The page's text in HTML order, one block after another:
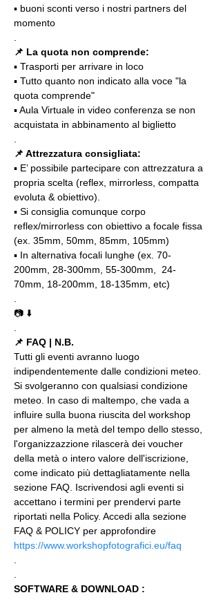
▪️ buoni sconti verso i nostri partners del
momento
📌 La quota non comprende:
▪️ Trasporti per arrivare in loco
▪️ Tutto quanto non indicato alla voce "la
quota comprende"
▪️ Aula Virtuale in video conferenza se non
acquistata in abbinamento al biglietto
📌 Attrezzatura consigliata:
▪️ E’ possibile partecipare con attrezzatura a
propria scelta (reflex, mirrorless, compatta
evoluta & obiettivo).
▪️ Si consiglia comunque corpo
reflex/mirrorless con obiettivo a focale fissa
(ex. 35mm, 50mm, 85mm, 105mm)
▪️ In alternativa focali lunghe (ex. 70-
200mm, 28-300mm, 55-300mm,  24-
70mm, 18-200mm, 18-135mm, etc)
📷 ⬇️
📌 FAQ | N.B.
Tutti gli eventi avranno luogo
indipendentemente dalle condizioni meteo.
Si svolgeranno con qualsiasi condizione
meteo. In caso di maltempo, che vada a
influire sulla buona riuscita del workshop
per almeno la metà del tempo dello stesso,
l'organizzazzione rilascerà dei voucher
della metà o intero valore dell'iscrizione,
come indicato più dettagliatamente nella
sezione FAQ. Iscrivendosi agli eventi si
accettano i termini per prendervi parte
riportati nella Policy. Accedi alla sezione
FAQ & POLICY per approfondire
https://www.workshopfotografici.eu/faq
SOFTWARE & DOWNLOAD :